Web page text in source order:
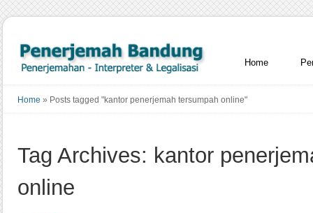
Home
Home » Posts tagged "kantor penerjemah tersumpah online"
Tag Archives: kantor
online